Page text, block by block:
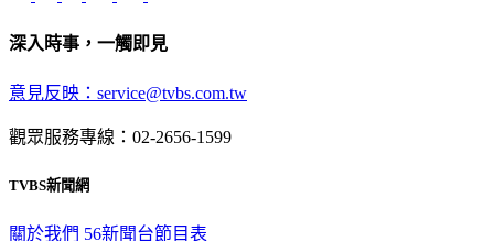
深入時事，一觸即見
意見反映：service@tvbs.com.tw
觀眾服務專線：02-2656-1599
TVBS新聞網
關於我們 56新聞台節目表